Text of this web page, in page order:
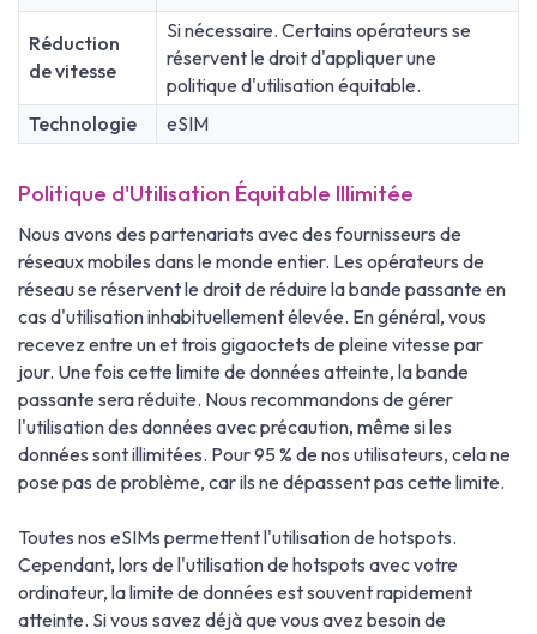
Réduction
de vitesse
Si nécessaire. Certains opérateurs se
réservent le droit d'appliquer une
politique d'utilisation équitable.
Technologie
eSIM
Politique d'Utilisation Équitable Illimitée
Nous avons des partenariats avec des fournisseurs de
réseaux mobiles dans le monde entier. Les opérateurs de
réseau se réservent le droit de réduire la bande passante en
cas d'utilisation inhabituellement élevée. En général, vous
recevez entre un et trois gigaoctets de pleine vitesse par
jour. Une fois cette limite de données atteinte, la bande
passante sera réduite. Nous recommandons de gérer
l'utilisation des données avec précaution, même si les
données sont illimitées. Pour 95 % de nos utilisateurs, cela ne
pose pas de problème, car ils ne dépassent pas cette limite.
Toutes nos eSIMs permettent l'utilisation de hotspots.
Cependant, lors de l'utilisation de hotspots avec votre
ordinateur, la limite de données est souvent rapidement
atteinte. Si vous savez déjà que vous avez besoin de